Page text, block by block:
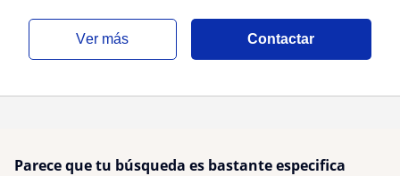
ver más Contactar
Parece que tu búsqueda es bastante especifica